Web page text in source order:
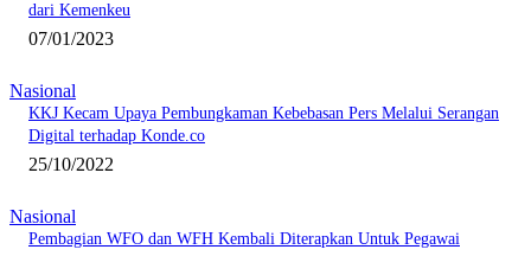
dari Kemenkeu
07/01/2023
Nasional
KKJ Kecam Upaya Pembungkaman Kebebasan Pers Melalui Serangan
Digital terhadap Konde.co
25/10/2022
Nasional
Pembagian WFO dan WFH Kembali Diterapkan Untuk Pegawai